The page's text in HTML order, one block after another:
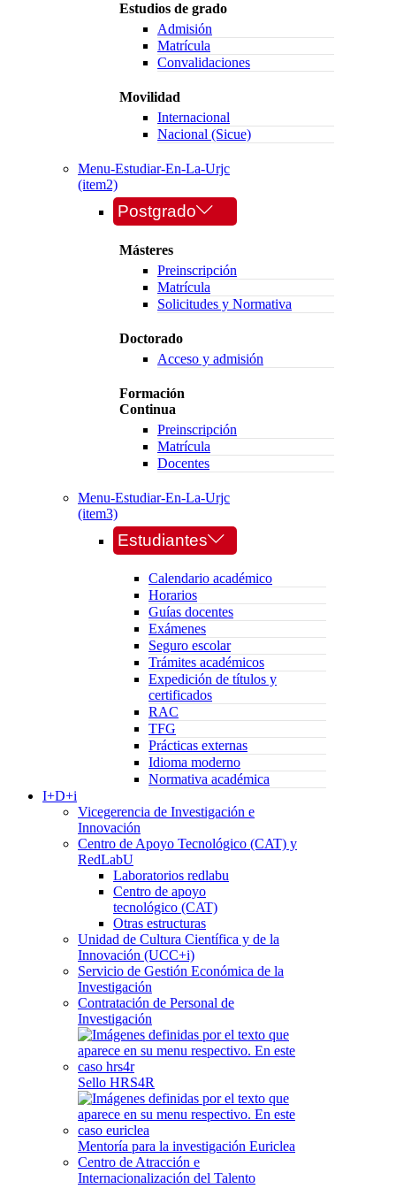
Estudios de grado
Admisión
Matrícula
Convalidaciones
Movilidad
Internacional
Nacional (Sicue)
Menu-Estudiar-En-La-Urjc
(item2)
Postgrado
Másteres
Preinscripción
Matrícula
Solicitudes y Normativa
Doctorado
Acceso y admisión
Formación
Continua
Preinscripción
Matrícula
Docentes
Menu-Estudiar-En-La-Urjc
(item3)
Estudiantes
Calendario académico
Horarios
Guías docentes
Exámenes
Seguro escolar
Trámites académicos
Expedición de títulos y
certificados
RAC
TFG
Prácticas externas
Idioma moderno
Normativa académica
I+D+i
Vicegerencia de Investigación e
Innovación
Centro de Apoyo Tecnológico (CAT) y
RedLabU
Laboratorios redlabu
Centro de apoyo
tecnológico (CAT)
Otras estructuras
Unidad de Cultura Científica y de la
Innovación (UCC+i)
Servicio de Gestión Económica de la
Investigación
Contratación de Personal de
Investigación
Sello HRS4R
Mentoría para la investigación Euriclea
Centro de Atracción e
Internacionalización del Talento